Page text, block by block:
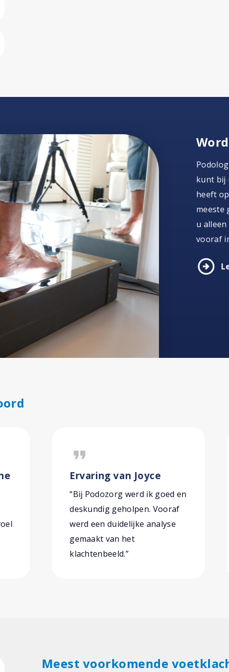
kunt bij
heeft
meeste
u
vooraf
arrow_circle_right
format_quote
Ervaring van Joyce
“Bij Podozorg werd ik goed en
deskundig geholpen. Vooraf
werd een duidelijke analyse
gemaakt van het
klachtenbeeld.”
Meest voorkomende